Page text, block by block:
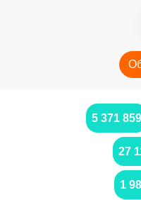
5 371 859
27
1